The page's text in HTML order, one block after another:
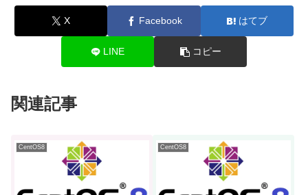
X Facebook はてブ
LINE コピー
関連記事
CentOS8 CentOS8